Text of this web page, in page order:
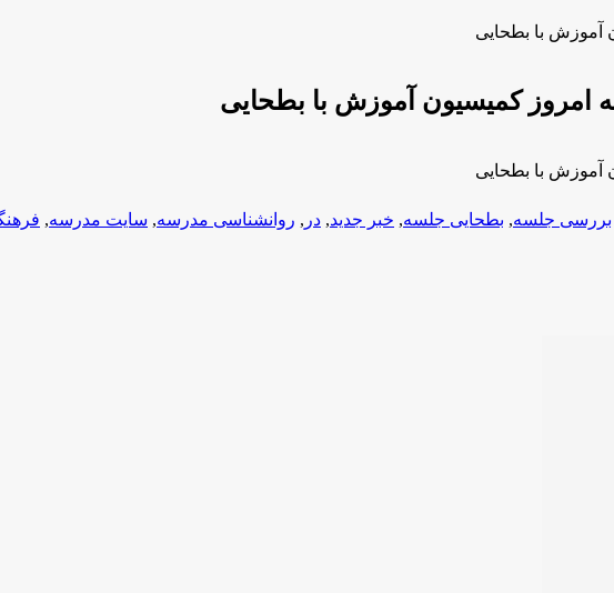
آموزش با بطحایی
امروز کمیسیون آموزش با بطحایی
آموزش با بطحایی
بررسی جلسه, بطحایی جلسه, خبر جدید, در , روانشناسی مدرسه, سایت مدرسه,